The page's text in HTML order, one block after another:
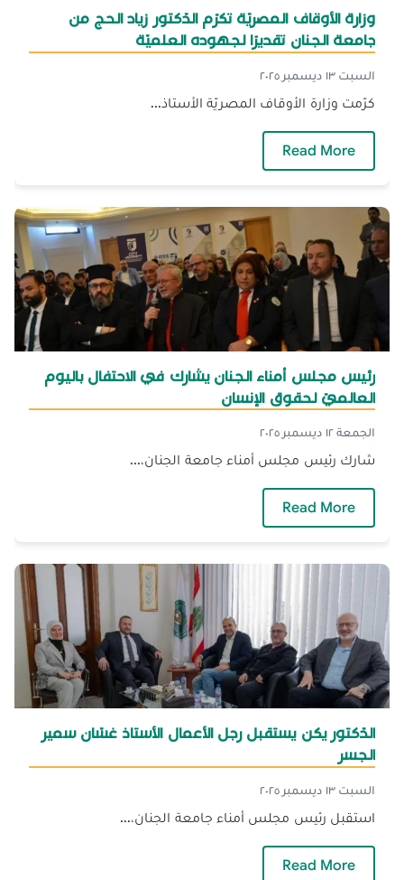
وزارة الأوقاف المصريّة تكرّم الدّكتور زياد الحج من
جامعة الجنان تقديرًا لجهوده العلميّة
السبت ١٣ ديسمبر ٢٠٢٥
كرّمت وزارة الأوقاف المصريّة الأستاذ...
Read More
رئيس مجلس أمناء الجنان يشارك في الاحتفال باليوم
العالميّ لحقوق الإنسان
الجمعة ١٢ ديسمبر ٢٠٢٥
شارك رئيس مجلس أمناء جامعة الجنان،...
Read More
الدّكتور يكن يستقبل رجل الأعمال الأستاذ غسّان سمير
الجسر
السبت ١٣ ديسمبر ٢٠٢٥
استقبل رئيس مجلس أمناء جامعة الجنان،...
Read More